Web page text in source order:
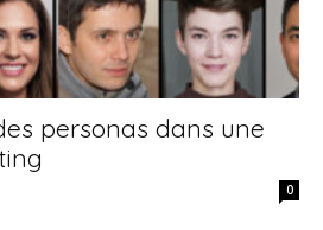
personas dans une
0